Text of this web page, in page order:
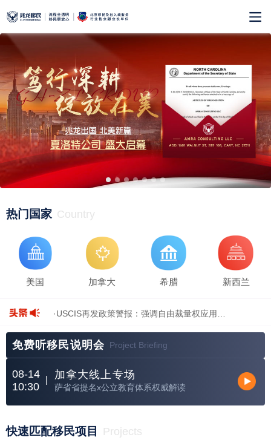
热门国家 Country
美国 加拿大 希腊 新西兰
·USCIS再发政策警报：强调自由裁量权应用…
·美国2026财年Q2移民数据解读：人才移民获…
·8月4日日本“永住许可”迎大改，修订案全…
·倒计时3天｜萨省移民×公立教育体系权威…
免费听移民说明会 Project Briefing
08-14
10:30
加拿大线上专场
萨省省提名x公立教育体系权威解读
快速匹配移民项目 Projects